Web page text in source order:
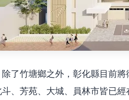
了竹塘鄉之外，彰化縣目前
、芳苑、大城、員林市皆已